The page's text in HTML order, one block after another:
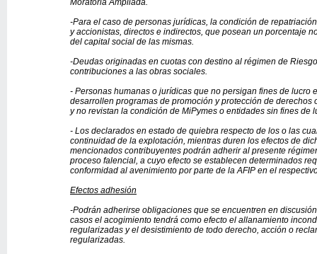
Moratoria Ampliada.
-Para el caso de personas jurídicas, la condición de
y accionistas, directos e indirectos, que posean un porcentaje
del capital social de las mismas.
-Deudas originadas en cuotas con destino al régimen de
contribuciones a las obras sociales.
- Personas humanas o jurídicas que no persigan fines de lucro
desarrollen programas de promoción y protección de derechos
y no revistan la condición de MiPymes o entidades sin fines de
- Los declarados en estado de quiebra respecto de los o las
continuidad de la explotación, mientras duren los efectos de
mencionados contribuyentes podrán adherir al presente
proceso falencial, a cuyo efecto se establecen determinados
conformidad al avenimiento por parte de la AFIP en el
Efectos adhesión
-Podrán adherirse obligaciones que se encuentren en
casos el acogimiento tendrá como efecto el allanamiento
regularizadas y el desistimiento de todo derecho, acción o
regularizadas.